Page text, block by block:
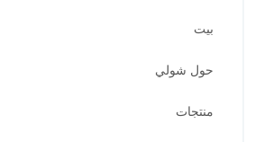
بيت
حول شولي
منتجات